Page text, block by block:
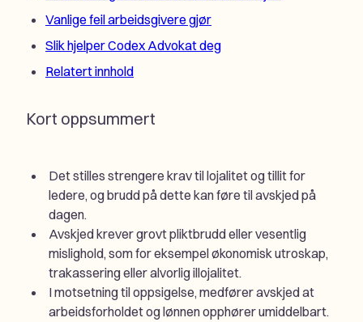
Vanlige feil arbeidsgivere gjør
Slik hjelper Codex Advokat deg
Relatert innhold
Kort oppsummert
Det stilles strengere krav til lojalitet og tillit for
ledere, og brudd på dette kan føre til avskjed på
dagen.
Avskjed krever grovt pliktbrudd eller vesentlig
mislighold, som for eksempel økonomisk utroskap,
trakassering eller alvorlig illojalitet.
I motsetning til oppsigelse, medfører avskjed at
arbeidsforholdet og lønnen opphører umiddelbart.